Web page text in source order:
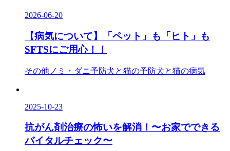
2026-06-20
【病気について】「ペット」も「ヒト」も
SFTSにご用心！！
その他 ノミ・ダニ予防犬と猫の予防犬と猫の病気
2025-10-23
抗がん剤治療の怖いを解消！〜お家でできる
バイタルチェック〜